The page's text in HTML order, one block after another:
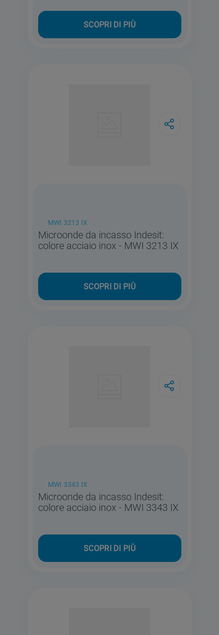
SCOPRI DI PIÙ
MWI 3213 IX
Microonde da incasso Indesit:
colore acciaio inox - MWI 3213 IX
SCOPRI DI PIÙ
MWI 3343 IX
Microonde da incasso Indesit:
colore acciaio inox - MWI 3343 IX
SCOPRI DI PIÙ